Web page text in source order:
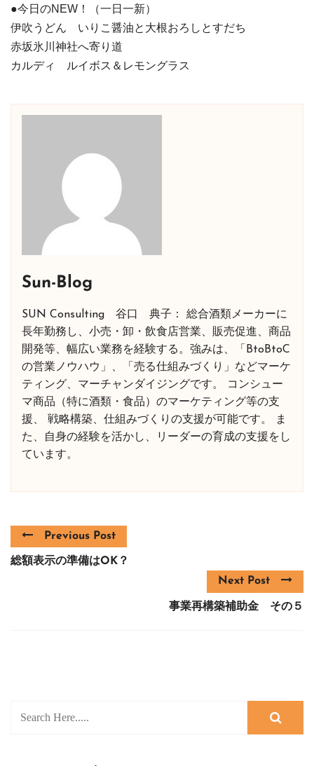
●今日のNEW！（一日一新）
伊吹うどん いりこ醤油と大根おろしとすだち
赤坂氷川神社へ寄り道
カルディ ルイボス＆レモングラス
Sun-Blog
SUN Consulting 谷口 典子： 総合酒類メーカーに
長年勤務し、小売・卸・飲食店営業、販売促進、商品
開発等、幅広い業務を経験する。強みは、「BtoBtoC
の営業ノウハウ」、「売る仕組みづくり」などマーケ
ティング、マーチャンダイジングです。 コンシュー
マ商品（特に酒類・食品）のマーケティング等の支
援、 戦略構築、仕組みづくりの支援が可能です。 ま
た、自身の経験を活かし、リーダーの育成の支援をし
ています。
Previous Post
総額表示の準備はOK？
Next Post
事業再構築補助金 その５